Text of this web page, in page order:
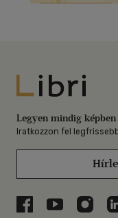
Libri
Legyen mindig
Iratkozzon fel
Libri aLibri aLibri